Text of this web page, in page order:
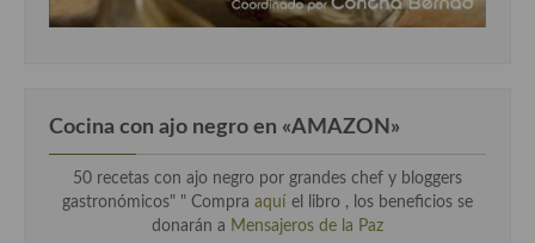
Cocina con ajo negro en «AMAZON»
50 recetas con ajo negro por grandes chef y bloggers
gastronómicos" " Compra aquí el libro , los beneficios se
donarán a Mensajeros de la Paz